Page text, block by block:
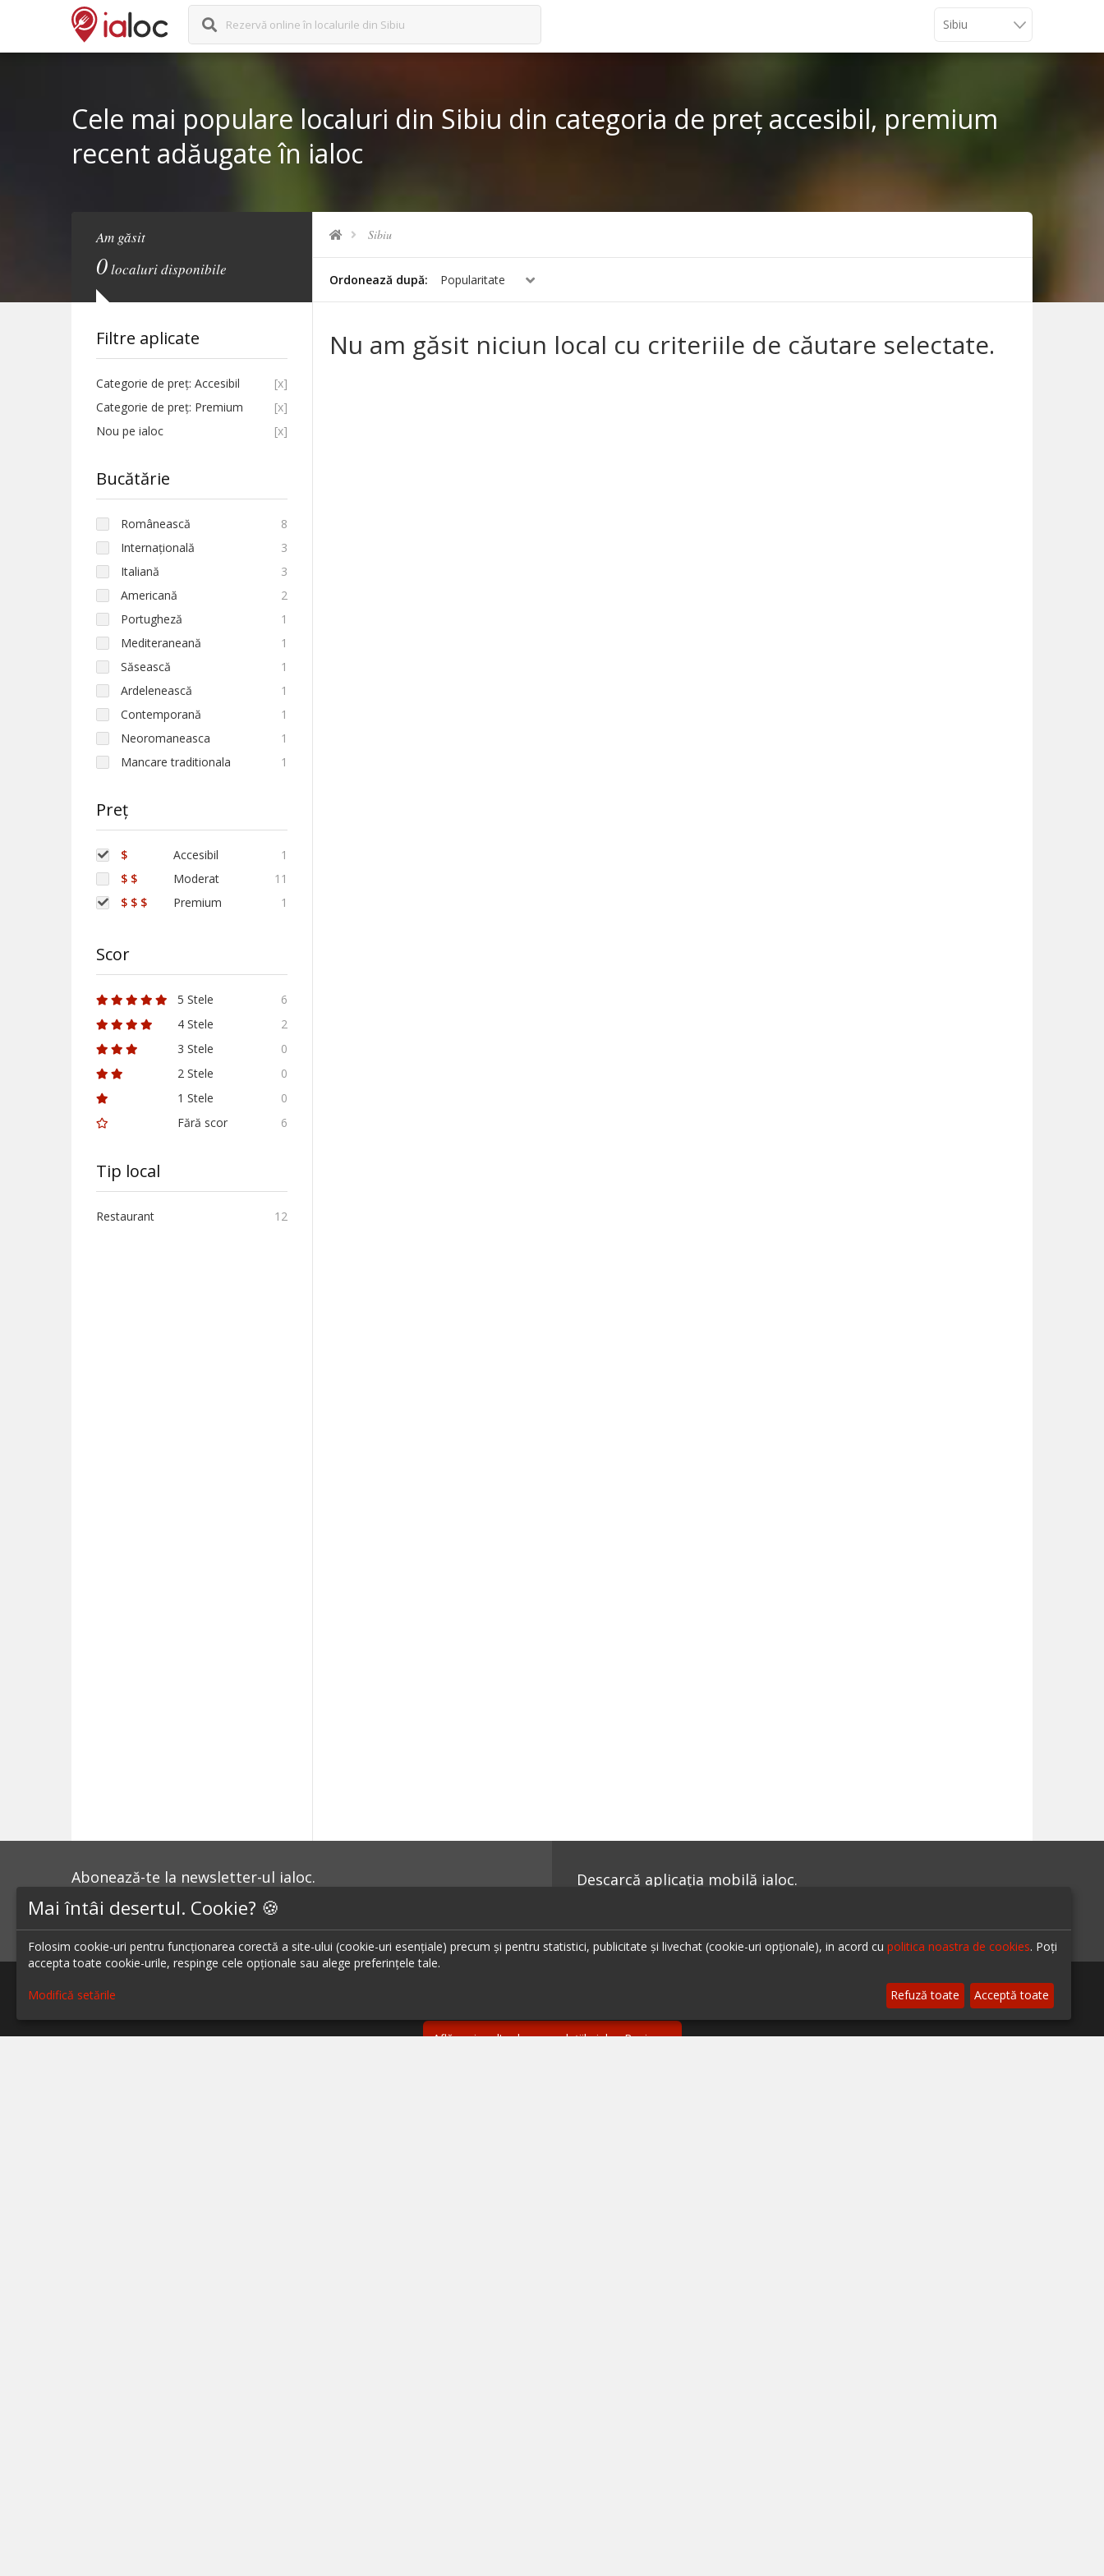
Rezervă online în localurile din Sibiu
Cele mai populare localuri din Sibiu din categoria de preț accesibil, premium
recent adăugate în ialoc
Sibiu
Ordonează după: Popularitate
Nu am găsit niciun local cu criteriile de căutare selectate.
Am găsit
0localuri disponibile
Filtre aplicate
Categorie de preț: Accesibil
[x]
Categorie de preț: Premium
[x]
Nou pe ialoc
[x]
Bucătărie
Românească
8
Internațională
3
Italiană
3
Americană
2
Portugheză
1
Mediteraneană
1
Săsească
1
Ardelenească
1
Contemporană
1
Neoromaneasca
1
Mancare traditionala
1
Preț
$ Accesibil
1
$ $
Moderat
11
$ $ $
Premium 1
Scor
5 Stele
6
4 Stele
2
3 Stele
0
2 Stele
0
1 Stele
0
Fără scor
6
Tip local
Restaurant 12
Abonează-te la newsletter-ul ialoc. Descarcă aplicația mobilă ialoc.
Află mai multe despre soluțiile ialoc Business
Mai întâi desertul. Cookie? 🍪
Folosim cookie-uri pentru funcționarea corectă a site-ului (cookie-uri esențiale) precum și pentru statistici, publicitate și livechat (cookie-uri opționale), in acord cu politica noastra de cookies. Poți
accepta toate cookie-urile, respinge cele opționale sau alege preferințele tale.
Modifică setările Refuză toate Acceptă toate